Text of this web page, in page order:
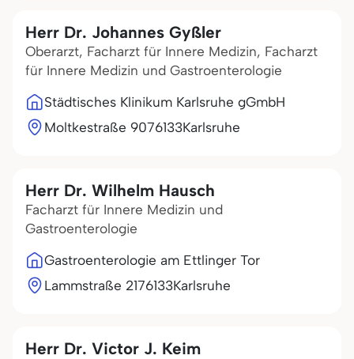
Herr Dr. Johannes Gyßler
Oberarzt, Facharzt für Innere Medizin, Facharzt
für Innere Medizin und Gastroenterologie
Städtisches Klinikum Karlsruhe gGmbH
Moltkestraße 9076133Karlsruhe
Herr Dr. Wilhelm Hausch
Facharzt für Innere Medizin und
Gastroenterologie
Gastroenterologie am Ettlinger Tor
Lammstraße 2176133Karlsruhe
Herr Dr. Victor J. Keim